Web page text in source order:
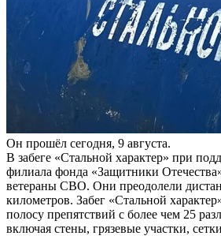
Он прошёл сегодня, 9 августа.
В забеге «Стальной характер» при
филиала фонда «Защитники
ветераны СВО. Они преодолели
километров. Забег «Стальной
полосу препятствий с более чем 25
включая стены, грязевые участки,